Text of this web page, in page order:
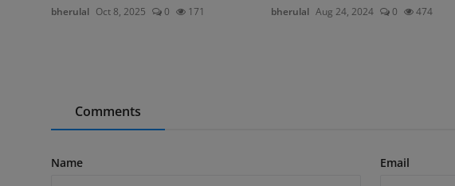
bherulal Oct 8, 2025 0 171 bherulal Aug 24, 2024 0 474
Comments
Name Email